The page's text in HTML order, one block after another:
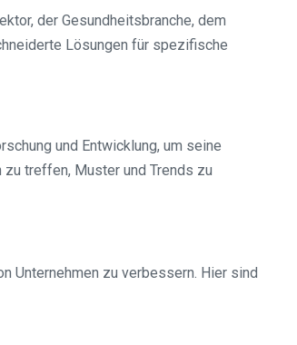
der Gesundheitsbranche, dem
Lösungen für spezifische
und Entwicklung, um seine
treffen, Muster und Trends zu
Unternehmen zu verbessern. Hier sind